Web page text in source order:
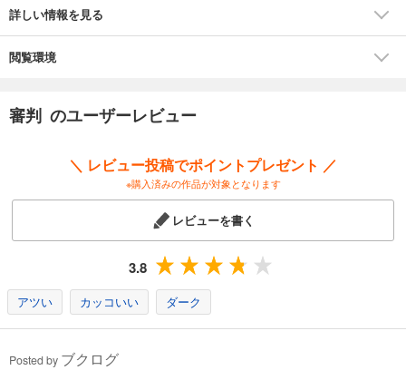
詳しい情報を見る
閲覧環境
審判 のユーザーレビュー
＼ レビュー投稿でポイントプレゼント ／
※購入済みの作品が対象となります
レビューを書く
3.8
アツい カッコいい ダーク
Posted by ブクログ